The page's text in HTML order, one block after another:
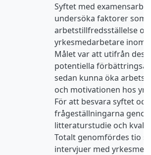
Syftet med
undersöka faktorer som
arbetstillfredsställelse
yrkesmedarbetare inom
Målet var att utifrån
potentiella
sedan kunna öka
och motivationen hos
För att besvara syftet och
frågeställningarna
litteraturstudie och
Totalt genomfördes tio
intervjuer med